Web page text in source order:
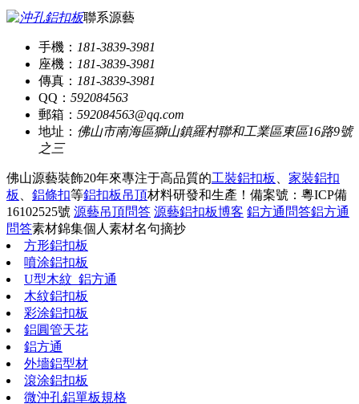
聯系源藝
手機： 181-3839-3981
座機： 181-3839-3981
傳真： 181-3839-3981
QQ： 592084563
郵箱： 592084563@qq.com
地址： 佛山市南海區獅山鎮羅村聯和工業區東區16路9號
之三
佛山源藝裝飾20年來專注于高品質的工裝鋁扣板
家裝鋁扣
板
鋁條扣等鋁扣板吊頂材料研發和生產！ 備案號：粵ICP備
16102525號 源藝吊頂問答 源藝鋁扣板博客 鋁方通問答鋁方通
問答素材錦集個人素材名句摘抄
方形鋁扣板
噴涂鋁扣板
U型木紋_鋁方通
木紋鋁扣板
彩涂鋁扣板
鋁圓管天花
鋁方通
外墻鋁型材
滾涂鋁扣板
微沖孔鋁單板規格